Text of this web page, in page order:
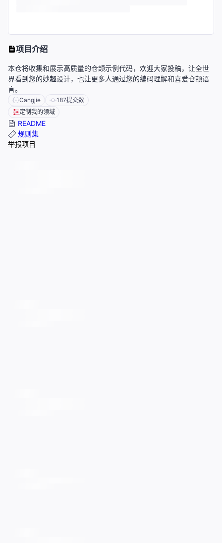
项目介绍
本仓将收集和展示高质量的仓颉示例代码，欢迎大家投稿，让全世
界看到您的妙趣设计，也让更多人通过您的编码理解和喜爱仓颉语
言。
Cangjie 187提交数
定制我的领域
README
规则集
举报项目